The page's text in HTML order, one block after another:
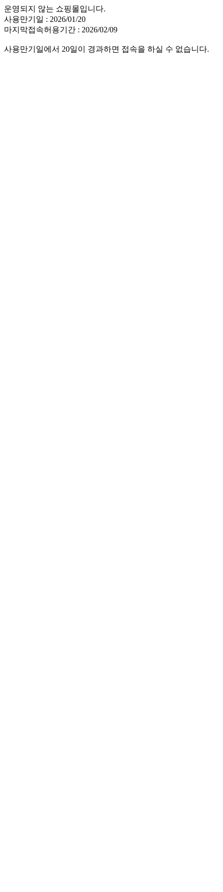
운영되지 않는 쇼핑몰입니다.
사용만기일 : 2026/01/20
마지막접속허용기간 : 2026/02/09
사용만기일에서 20일이 경과하면 접속을 하실 수 없습니다.